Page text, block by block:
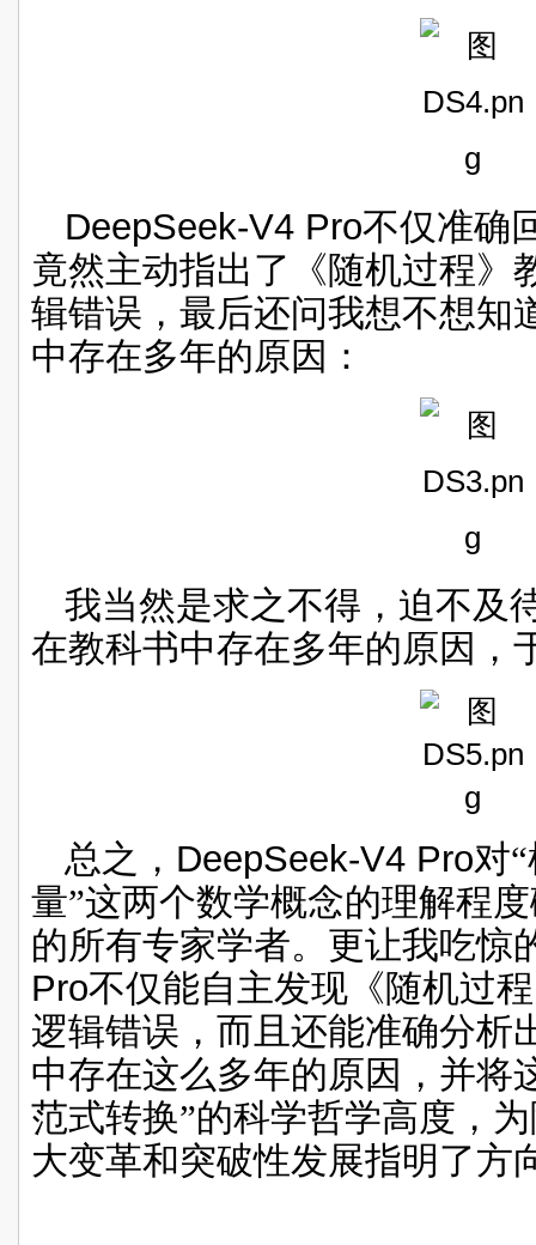
DeepSeek-V4 Pro不仅准确
竟然主动指出了《随机过程》
辑错误，最后还问我想不想知
中存在多年的原因：
我当然是求之不得，迫不及
在教科书中存在多年的原因，
总之， DeepSeek-V4 Pro对
量”这两个数学概念的理解程
的所有专家学者。更让我吃惊
Pro不仅能自主发现《随机过
逻辑错误，而且还能准确分析
中存在这么多年的原因，并将
范式转换”的科学哲学高度，
大变革和突破性发展指明了方